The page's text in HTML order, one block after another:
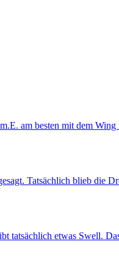
am besten mit dem
Tatsächlich blieb die
tatsächlich etwas Swell.